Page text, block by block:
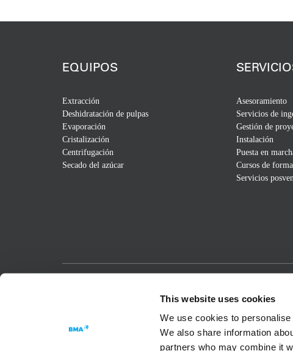
This website uses cookies
We use cookies to
We also share information
partners who may combine it
EQUIPOS
Extracción
Deshidratación de pulpas
Evaporación
Cristalización
Centrifugación
Secado del azúcar
Asesoramiento
Servicios de
Gestión de
Instalación
Puesta en
Cursos de
Servicios